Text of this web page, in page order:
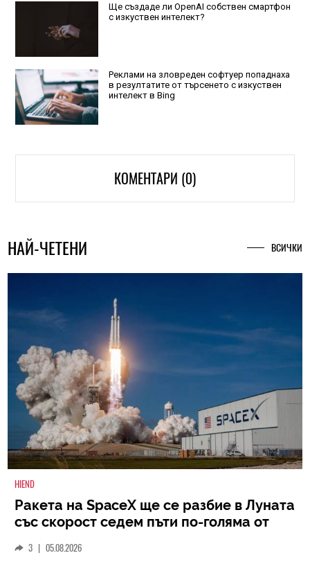
Ще създаде ли OpenAI собствен смартфон
с изкуствен интелект?
Реклами на зловреден софтуер попаднаха
в резултатите от търсенето с изкуствен
интелект в Bing
КОМЕНТАРИ (0)
НАЙ-ЧЕТЕНИ ВСИЧКИ
HIEND
Ракета на SpaceX ще се разбие в Луната
със скорост седем пъти по-голяма от
3 | 05.08.2026